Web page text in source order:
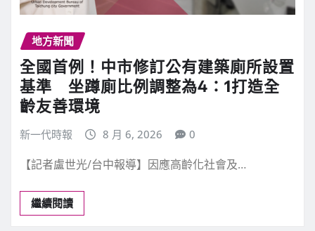
地方新聞
全國首例！中市修訂公有建築廁所設置
基準 坐蹲廁比例調整為4：1打造全
齡友善環境
新一代時報 8 月 6, 2026 0
【記者盧世光/台中報導】因應高齡化社會及…
繼續閱讀